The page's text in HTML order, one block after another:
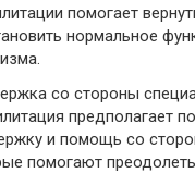
помогает
нормальное
со стороны
предполагает
и помощь со
помогают